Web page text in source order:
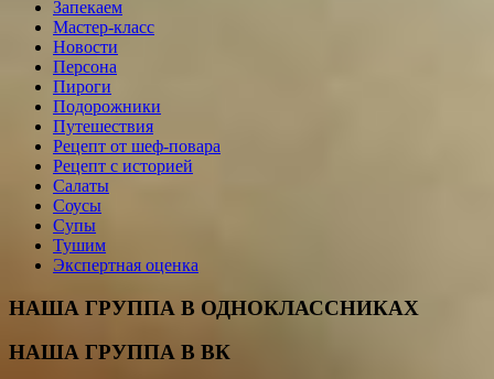
Запекаем
Мастер-класс
Новости
Персона
Пироги
Подорожники
Путешествия
Рецепт от шеф-повара
Рецепт с историей
Салаты
Соусы
Супы
Тушим
Экспертная оценка
НАША ГРУППА В ОДНОКЛАССНИКАХ
НАША ГРУППА В ВК